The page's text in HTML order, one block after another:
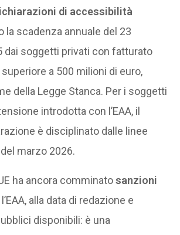
di accessibilità
la scadenza annuale del 23
dai soggetti privati con fatturato
a 500 milioni di euro,
della Legge Stanca. Per i soggetti
introdotta con l’EAA, il
è disciplinato dalle linee
marzo 2026.
ha ancora comminatosanzioni
alla data di redazione e
disponibili: è una